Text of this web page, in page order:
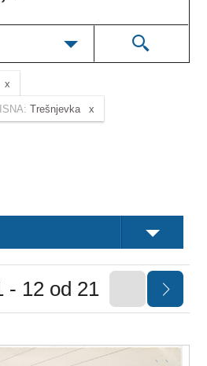
Trešnjevka
- 12 od 21